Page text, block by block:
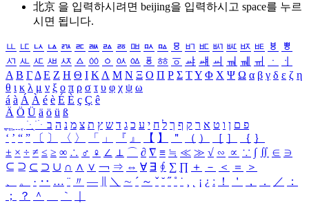
北京 을 입력하시려면 beijing을 입력하시고 space를 누르
시면 됩니다.
ㅥ ㅦ ㅧ ㅨ ㅩ ㅪ ㅫ ㅬ ㅭ ㅮ ㅯ ㅰ ㅱ ㅲ ㅳ ㅴ ㅵ ㅶ ㅷ ㅸ
ㅹ
ㅺ ㅻ ㅼ ㅽ ㅾ ㅿ ㆀ ㆁ ㆂ ㆃ ㆄ ㆅ ㆆ ㆇ ㆈ ㆉ ㆊ ㆋ ㆌ ㆍ
ㆎ
Α Β ΓΔ Ε Ζ Η Θ Ι ΚΛ Μ Ν Ξ Ο Π Ρ Σ ΤΥ Φ Χ Ψ Ω α β γ δ ε ζ η
θ ι κ λ μ ν ξ ο π ρ σ τ υ φ χ ψ ω
á à Á À é è É È ç Ç ê
Ä Ö Ü ä ö ü ß
ִֶֹ ֻּ ׁׂ פ ם ן ו ט א ר ק ף ך ל ח י ע כ ג ד ש ץ ת צ מ נ ה ב
‘ ’ “ ” 〔 〕 〈 〉 「 」 『 』 【 】 ＂ （ ） ［ ］ ｛ ｝
± × ÷ ≠ ≤ ≥ ∞ ∴ ♂ ♀ ∠ ⊥ ⌒ ∂ ∇ ≡ ≒ ≪ ≫ √ ∽ ∝ ∵ ∫ ∬ ∈ ∋
⊆ ⊇ ⊂ ⊃ ∪ ∩ ∧ ∨ ￢ ⇒ ⇔ ∀ ∃ ∮ ∑ ∏ ＋ － ＜ ＝
＞
、
。 · ‥ … ¨ 〃 ― ＼ ∼ ´ ～ ˇ ˘ ˝ ˚ ˙ ¸ ¡ ¿ ː ！ ＇ ， ． ／
：
；
？ ＾ ｀